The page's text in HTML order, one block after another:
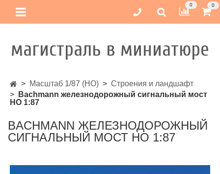
0 0
магистраль в миниатюре
Масштаб 1/87 (HO)
Строения и ландшафт
Bachmann железнодорожный сигнальный мост
НО 1:87
BACHMANN ЖЕЛЕЗНОДОРОЖНЫЙ
СИГНАЛЬНЫЙ МОСТ НО 1:87